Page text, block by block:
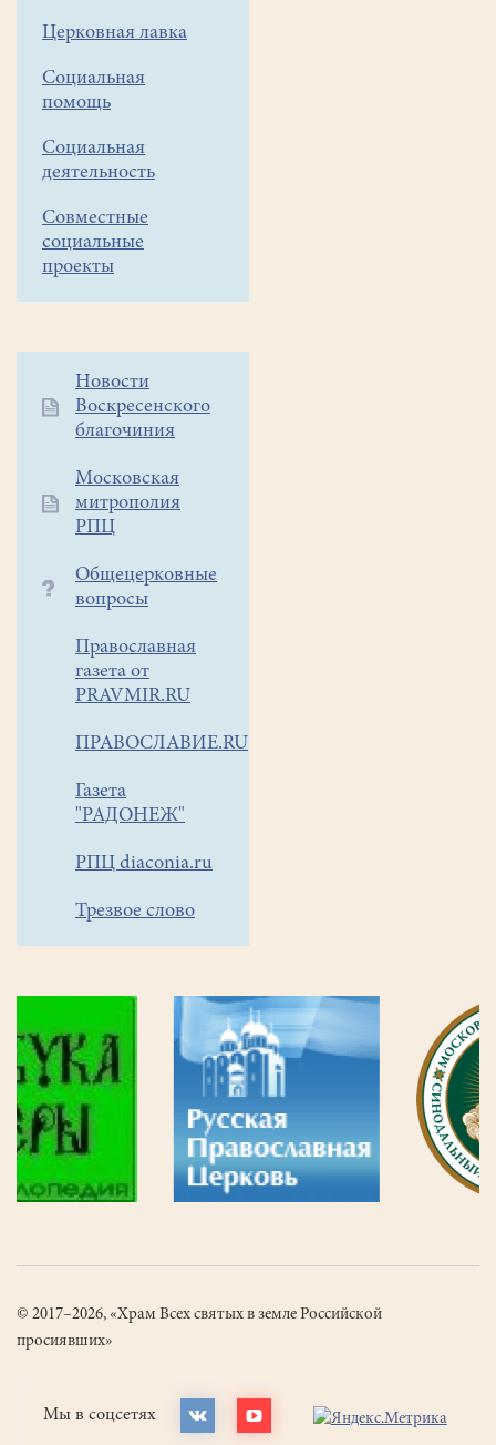
Церковная лавка
Социальная
помощь
Социальная
деятельность
Совместные
социальные
проекты
Дополнительное
меню
Новости
Воскресенского
благочиния
Московская
митрополия
РПЦ
Общецерковные
вопросы
Православная
газета от
PRAVMIR.RU
ПРАВОСЛАВИЕ.RU
Газета
"РАДОНЕЖ"
РПЦ diaconia.ru
Трезвое слово
© 2017–2026, «Храм Всех святых в земле Российской
просиявших»
Мы в соцсетях